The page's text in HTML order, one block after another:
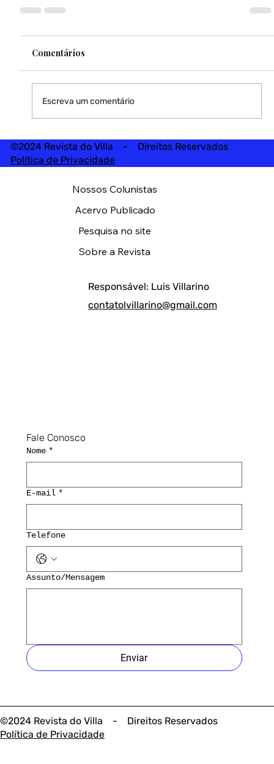
Comentários
Escreva um comentário
©2024 Revista do Villa - Direitos Reservados
Política de Privacidade
©2024 Revista do Villa - Direitos Reservados
Política de Privacidade
Fale Conosco
Nome *
E-mail *
Telefone
Assunto/Mensagem
Enviar
Responsável: Luis Villarino
contatolvillarino@gmail.com
Nossos Colunistas
Acervo Publicado
Pesquisa no site
Sobre a Revista